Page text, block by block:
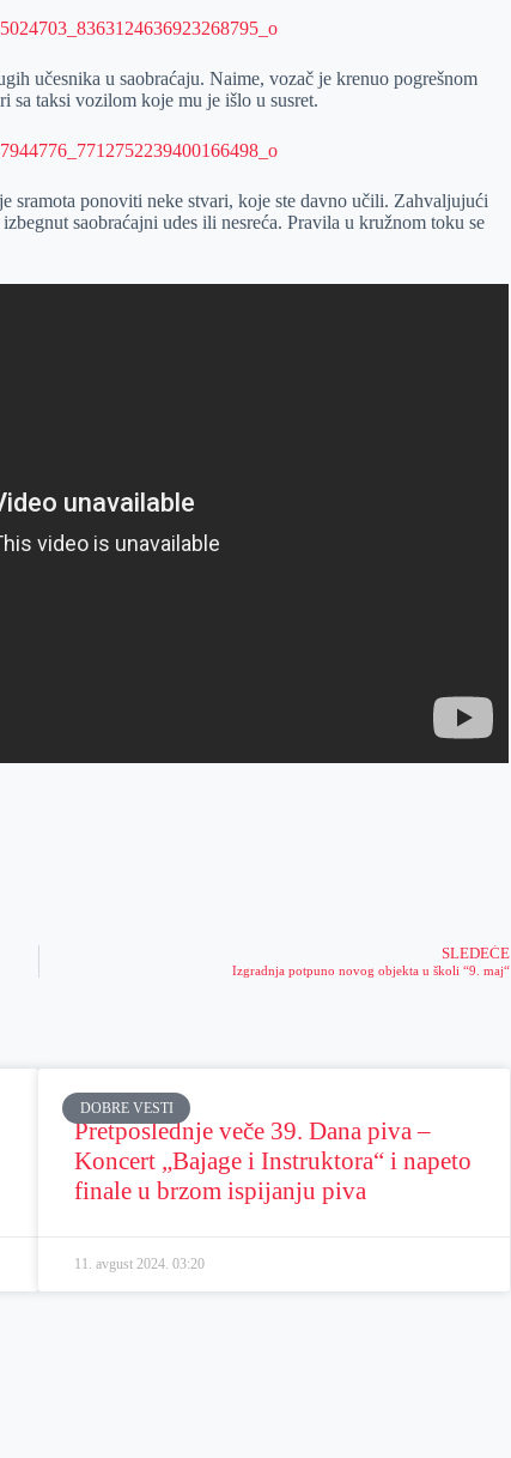
učesnika u saobraćaju. Naime, vozač je krenuo pogrešnom
sa taksi vozilom koje mu je išlo u susret.
sramota ponoviti neke stvari, koje ste davno učili. Zahvaljujući
saobraćajni udes ili nesreća. Pravila u kružnom toku se
SLEDEĆE
Izgradnja potpuno novog objekta u školi “9. maj“
DOBRE VESTI
Pretposlednje veče 39. Dana piva –
Koncert „Bajage i Instruktora“ i napeto
finale u brzom ispijanju piva
11. avgust 2024.03:20